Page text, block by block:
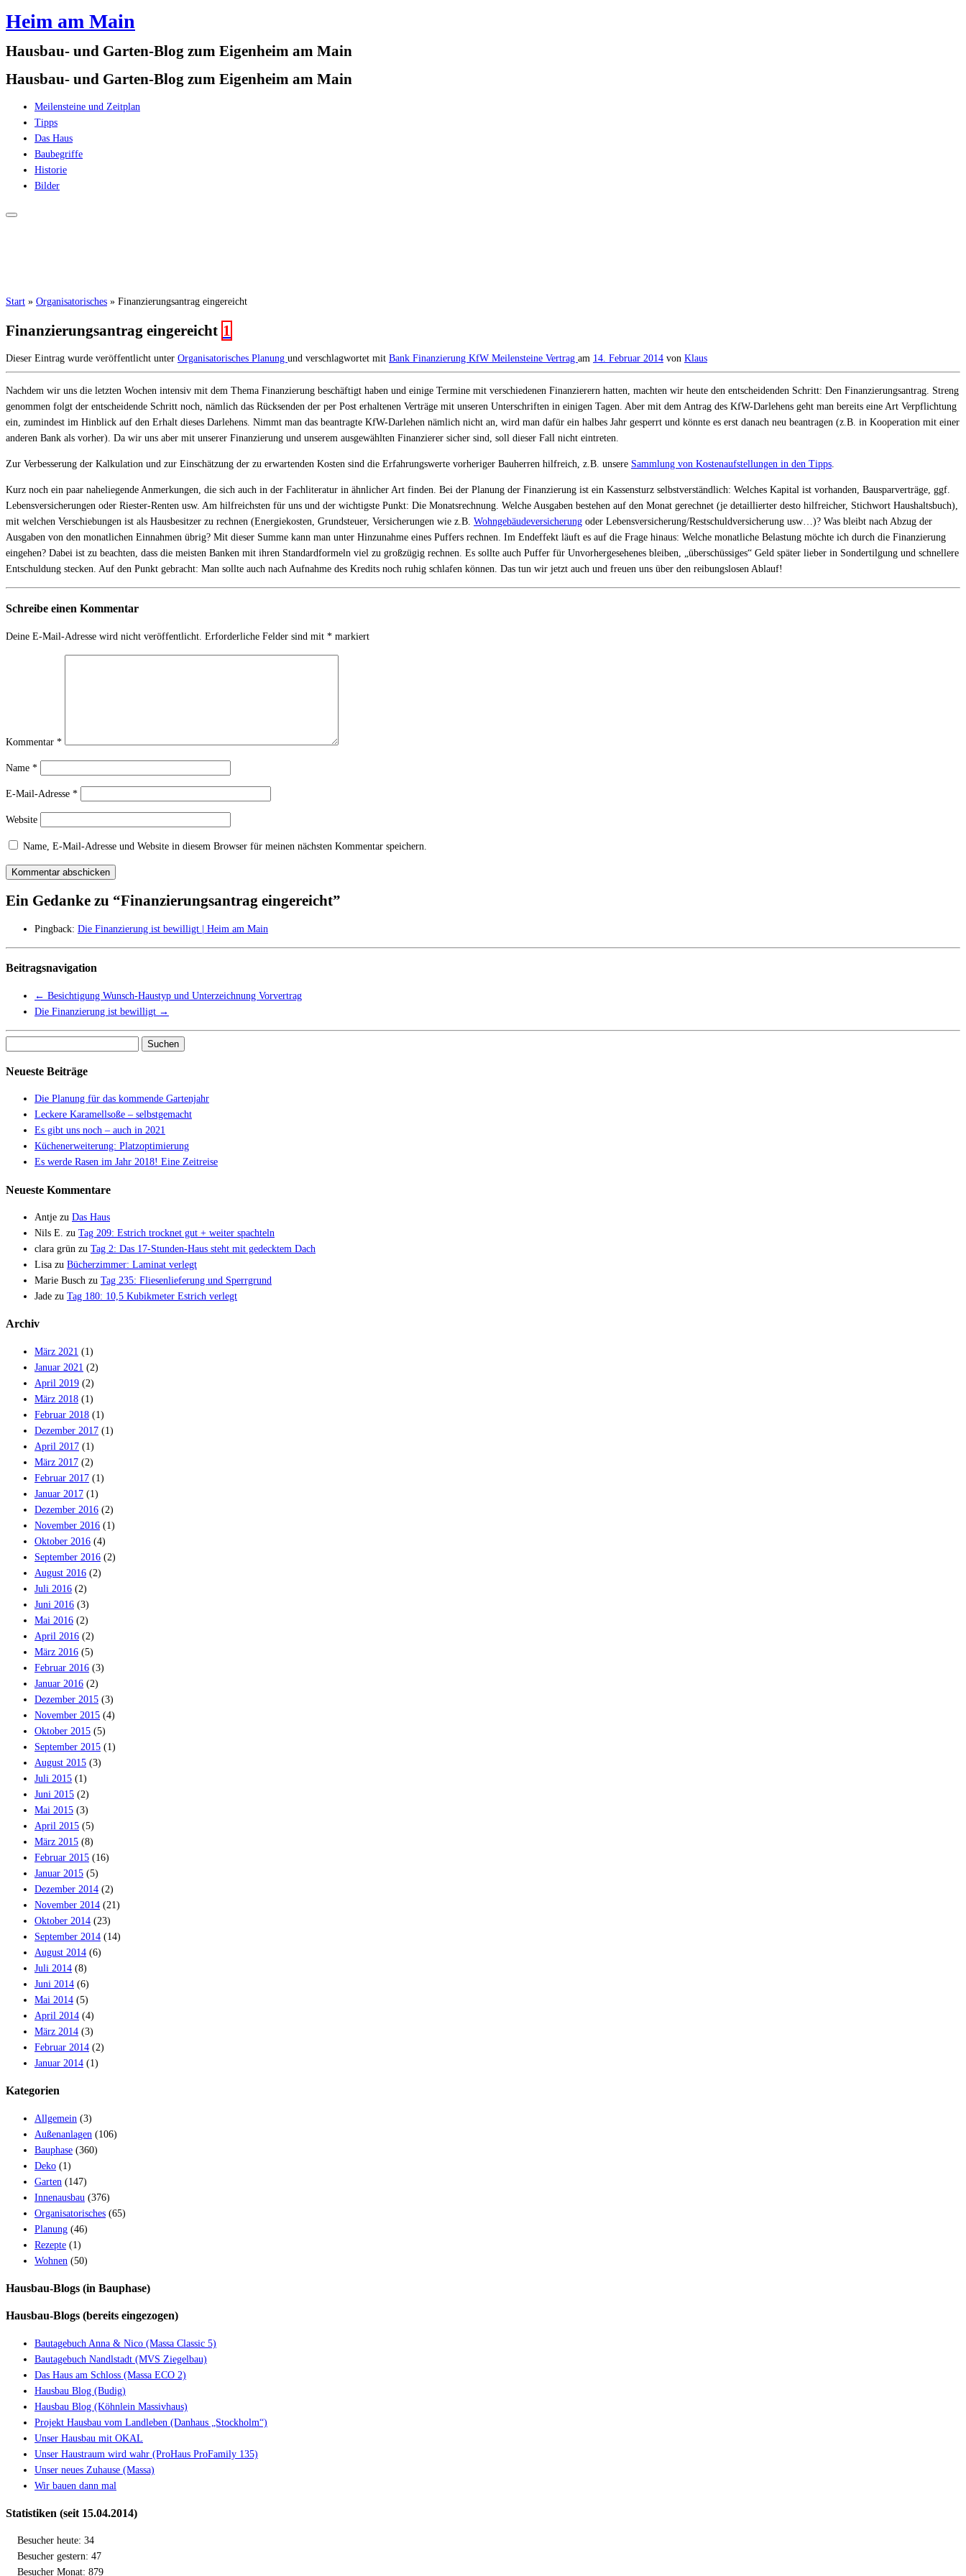
Zum
springen
Heim am Main
Hausbau- und Garten-Blog zum Eigenheim am Main
Hausbau- und Garten-Blog zum Eigenheim am Main
Meilensteine und Zeitplan
Tipps
Das Haus
Baubegriffe
Historie
Bilder
Start » Organisatorisches » Finanzierungsantrag eingereicht
Finanzierungsantrag eingereicht 1
Dieser Eintrag wurde veröffentlicht unter Organisatorisches Planung und verschlagwortet mit Bank Finanzierung KfW Meilensteine Vertrag am 14. Februar 2014 von Klaus
Nachdem wir uns die letzten Wochen intensiv mit dem Thema Finanzierung beschäftigt haben und einige Termine mit verschiedenen Finanzierern hatten, machten wir heute den entscheidenden Schritt: Den Finanzierungsantrag. Streng
genommen folgt der entscheidende Schritt noch, nämlich das Rücksenden der per Post erhaltenen Verträge mit unseren Unterschriften in einigen Tagen. Aber mit dem Antrag des KfW-Darlehens geht man bereits eine Art Verpflichtung
ein, zumindest im Hinblick auf den Erhalt dieses Darlehens. Nimmt man das beantragte KfW-Darlehen nämlich nicht an, wird man dafür ein halbes Jahr gesperrt und könnte es erst danach neu beantragen (z.B. in Kooperation mit einer
anderen Bank als vorher). Da wir uns aber mit unserer Finanzierung und unserem ausgewählten Finanzierer sicher sind, soll dieser Fall nicht eintreten.
Zur Verbesserung der Kalkulation und zur Einschätzung der zu erwartenden Kosten sind die Erfahrungswerte vorheriger Bauherren hilfreich, z.B. unsere Sammlung von Kostenaufstellungen in den Tipps.
Kurz noch ein paar naheliegende Anmerkungen, die sich auch in der Fachliteratur in ähnlicher Art finden. Bei der Planung der Finanzierung ist ein Kassensturz selbstverständlich: Welches Kapital ist vorhanden, Bausparverträge, ggf.
Lebensversicherungen oder Riester-Renten usw. Am hilfreichsten für uns und der wichtigste Punkt: Die Monatsrechnung. Welche Ausgaben bestehen auf den Monat gerechnet (je detaillierter desto hilfreicher, Stichwort Haushaltsbuch),
mit welchen Verschiebungen ist als Hausbesitzer zu rechnen (Energiekosten, Grundsteuer, Versicherungen wie z.B. Wohngebäudeversicherung oder Lebensversicherung/Restschuldversicherung usw…)? Was bleibt nach Abzug der
Ausgaben von den monatlichen Einnahmen übrig? Mit dieser Summe kann man unter Hinzunahme eines Puffers rechnen. Im Endeffekt läuft es auf die Frage hinaus: Welche monatliche Belastung möchte ich durch die Finanzierung
eingehen? Dabei ist zu beachten, dass die meisten Banken mit ihren Standardformeln viel zu großzügig rechnen. Es sollte auch Puffer für Unvorhergesehenes bleiben, „überschüssiges“ Geld später lieber in Sondertilgung und schnellere
Entschuldung stecken. Auf den Punkt gebracht: Man sollte auch nach Aufnahme des Kredits noch ruhig schlafen können. Das tun wir jetzt auch und freuen uns über den reibungslosen Ablauf!
Schreibe einen Kommentar
Deine E-Mail-Adresse wird nicht veröffentlicht. Erforderliche Felder sind mit * markiert
Kommentar *
Name *
E-Mail-Adresse *
Website
Name, E-Mail-Adresse und Website in diesem Browser für meinen nächsten Kommentar speichern.
Ein Gedanke zu “Finanzierungsantrag eingereicht”
Pingback: Die Finanzierung ist bewilligt | Heim am Main
Beitragsnavigation
← Besichtigung Wunsch-Haustyp und Unterzeichnung Vorvertrag
Die Finanzierung ist bewilligt →
Neueste Beiträge
Die Planung für das kommende Gartenjahr
Leckere Karamellsoße – selbstgemacht
Es gibt uns noch – auch in 2021
Küchenerweiterung: Platzoptimierung
Es werde Rasen im Jahr 2018! Eine Zeitreise
Neueste Kommentare
Antje zu Das Haus
Nils E. zu Tag 209: Estrich trocknet gut + weiter spachteln
clara grün zu Tag 2: Das 17-Stunden-Haus steht mit gedecktem Dach
Lisa zu Bücherzimmer: Laminat verlegt
Marie Busch zu Tag 235: Fliesenlieferung und Sperrgrund
Jade zu Tag 180: 10,5 Kubikmeter Estrich verlegt
Archiv
März 2021 (1)
Januar 2021 (2)
April 2019 (2)
März 2018 (1)
Februar 2018 (1)
Dezember 2017 (1)
April 2017 (1)
März 2017 (2)
Februar 2017 (1)
Januar 2017 (1)
Dezember 2016 (2)
November 2016 (1)
Oktober 2016 (4)
September 2016 (2)
August 2016 (2)
Juli 2016 (2)
Juni 2016 (3)
Mai 2016 (2)
April 2016 (2)
März 2016 (5)
Februar 2016 (3)
Januar 2016 (2)
Dezember 2015 (3)
November 2015 (4)
Oktober 2015 (5)
September 2015 (1)
August 2015 (3)
Juli 2015 (1)
Juni 2015 (2)
Mai 2015 (3)
April 2015 (5)
März 2015 (8)
Februar 2015 (16)
Januar 2015 (5)
Dezember 2014 (2)
November 2014 (21)
Oktober 2014 (23)
September 2014 (14)
August 2014 (6)
Juli 2014 (8)
Juni 2014 (6)
Mai 2014 (5)
April 2014 (4)
März 2014 (3)
Februar 2014 (2)
Januar 2014 (1)
Kategorien
Allgemein (3)
Außenanlagen (106)
Bauphase (360)
Deko (1)
Garten (147)
Innenausbau (376)
Organisatorisches (65)
Planung (46)
Rezepte (1)
Wohnen (50)
Hausbau-Blogs (in Bauphase)
Hausbau-Blogs (bereits eingezogen)
Bautagebuch Anna & Nico (Massa Classic 5)
Bautagebuch Nandlstadt (MVS Ziegelbau)
Das Haus am Schloss (Massa ECO 2)
Hausbau Blog (Budig)
Hausbau Blog (Köhnlein Massivhaus)
Projekt Hausbau vom Landleben (Danhaus „Stockholm“)
Unser Hausbau mit OKAL
Unser Haustraum wird wahr (ProHaus ProFamily 135)
Unser neues Zuhause (Massa)
Wir bauen dann mal
Statistiken (seit 15.04.2014)
Besucher heute: 34
Besucher gestern: 47
Besucher Monat: 879